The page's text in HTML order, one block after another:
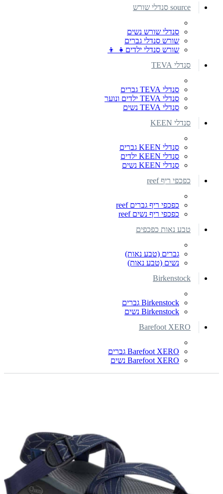
source סנדלי שורש
סנדלי שורש נשים
שורש סנדלי גברים
שורש סנדלי ילדים👧 👦
סנדלי TEVA
סנדלי TEVA גברים
סנדלי TEVA ילדים ונוער
סנדלי TEVA נשים
סנדלי KEEN
סנדלי KEEN גברים
סנדלי KEEN ילדים
סנדלי KEEN נשים
כפכפי ריף reef
כפכפי ריף גברים reef
כפכפי ריף נשים reef
טבע נאות כפכפים
גברים (טבע נאות)
נשים (טבע נאות)
Birkenstock
Birkenstock גברים
Birkenstock נשים
Barefoot XERO
Barefoot XERO גברים
Barefoot XERO נשים